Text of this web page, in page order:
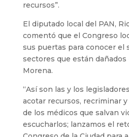
recursos”.
El diputado local del PAN,
comentó que el Congreso
sus puertas para conocer el
sectores que están
Morena.
“Así son las y los
acotar recursos, recriminar
de los médicos que salvan
escucharlos; lanzamos el